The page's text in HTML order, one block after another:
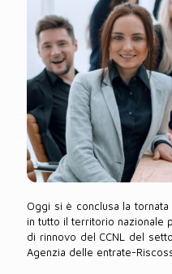
Oggi si è conclusa la
in tutto il territorio nazionale
di rinnovo del CCNL del
Agenzia delle entrate-